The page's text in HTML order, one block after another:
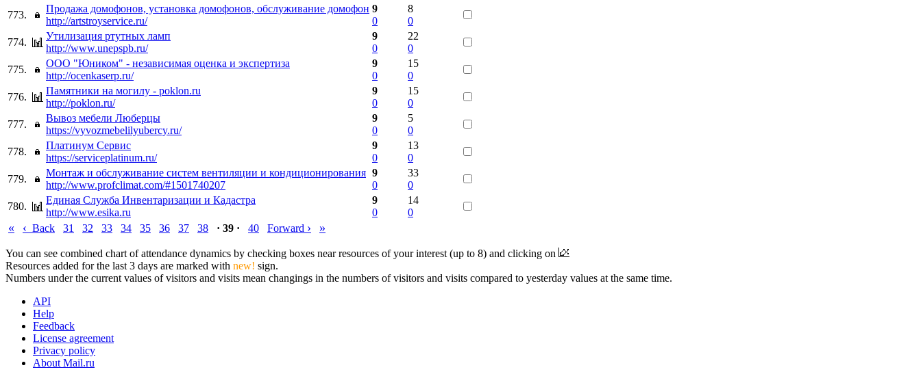
773.
Продажа домофонов, установка домофонов, обслуживание домофон
http://artstroyservice.ru/
9
0
8
0
774.
Утилизация ртутных ламп
http://www.unepspb.ru/
9
0
22
0
775.
ООО "Юником" - независимая оценка и экспертиза
http://ocenkaserp.ru/
9
0
15
0
776.
Памятники на могилу - poklon.ru
http://poklon.ru/
9
0
15
0
777.
Вывоз мебели Люберцы
https://vyvozmebelilyubercy.ru/
9
0
5
0
778.
Платинум Сервис
https://serviceplatinum.ru/
9
0
13
0
779.
Монтаж и обслуживание систем вентиляции и кондиционирования
http://www.profclimat.com/#1501740207
9
0
33
0
780.
Единая Служба Инвентаризации и Кадастра
http://www.esika.ru
9
0
14
0
« ‹ Back 31 32 33 34 35 36 37 38 · 39 · 40 Forward › »
You can see combined chart of attendance dynamics by checking boxes near resources of your interest (up to 8) and clicking on
Resources added for the last 3 days are marked with new! sign.
Numbers under the current values of visitors and visits mean changings in the numbers of visitors and visits compared to yesterday values at the same time.
API
Help
Feedback
License agreement
Privacy policy
About Mail.ru